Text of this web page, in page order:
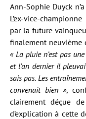
Ann-Sophie Duyck
L’ex-vice-
par la future
finalement neuvième
« La pluie n’est pas
et l’an dernier il
sais pas. Les
convenait bien »,
clairement déçue
d’explication à cette